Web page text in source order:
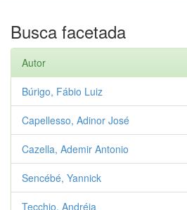
Busca facetada
Autor
Búrigo, Fábio Luiz
Capellesso, Adinor José
Cazella, Ademir Antonio
Sencébé, Yannick
Tecchio, Andréia